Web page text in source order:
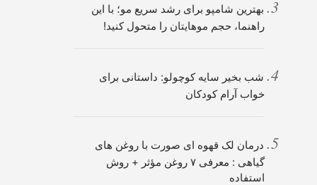
بهترین شامپو برای رشد سریع مو؛ با این
راهنما، حجم موهایتان را متحول کنید!
شب بخیر سایه کوچولو: داستانی برای
خواب آرام کودکان
درمان لک قهوه ای صورت با روغن های
گیاهی : معرفی ۷ روغن مؤثر + روش
استفاده